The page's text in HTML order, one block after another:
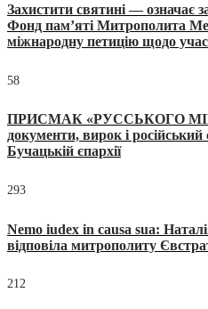
Захистити святині — означає
Фонд пам’яті Митрополита
міжнародну петицію щодо
58
ПРИСМАК «РУССЬКОГО
документи, вирок і російський
Бучацькій єпархії
293
Nemo iudex in causa sua:
відповіла митрополиту
212